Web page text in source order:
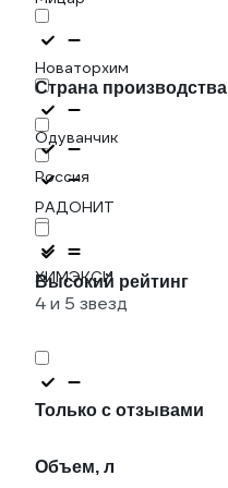
Новаторхим
Одуванчик
РАДОНИТ
ХИМЭКСИ
Страна производства
Россия
Высокий рейтинг
4 и 5 звезд
Только с отзывами
Объем, л